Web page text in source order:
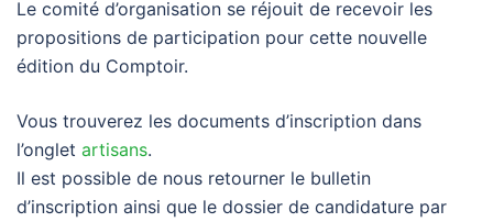
Le comité d’organisation se réjouit de recevoir les
propositions de participation pour cette nouvelle
édition du Comptoir.
Vous trouverez les documents d’inscription dans
l’onglet artisans.
Il est possible de nous retourner le bulletin
d’inscription ainsi que le dossier de candidature par